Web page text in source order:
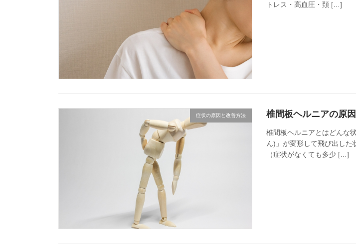
トレス・高血圧・頚 […]
症状の原因と改善方法 椎間板ヘルニアの原
椎間板ヘルニアとはどんな
ん)」が変形して飛び出した
（症状がなくても多少 […]